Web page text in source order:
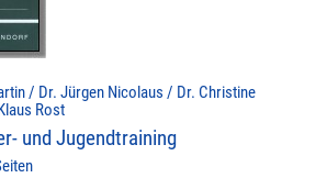
/ Dr. Jürgen Nicolaus / Dr. Christine
Rost
und Jugendtraining